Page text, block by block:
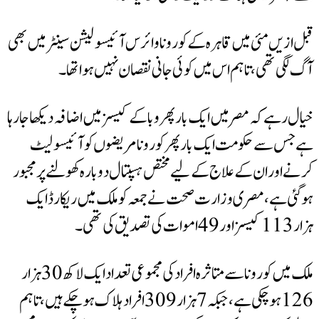
مئی میں قاہرہ کے کورونا وائرس آئیسولیشن سینٹر میں بھی
تاہم اس میں کوئی جانی نقصان نہیں ہوا تھا۔
کہ مصر میں ایک بار پھر وبا کے کیسز میں اضافہ دیکھا جارہا
حکومت ایک بار پھر کورونا مریضوں کو آئیسولیٹ
ان کے علاج کے لیے مختص ہسپتال دوبارہ کھولنے پر مجبور
مصری وزارت صحت نے جمعہ کو ملک میں ریکارڈ ایک
ملک میں کورونا سے متاثرہ افراد کی مجموعی تعداد ایک لاکھ 30 ہزار
126 ہوچکی ہے، جبکہ 7 ہزار 309 افراد ہلاک ہوچکے ہیں، تاہم